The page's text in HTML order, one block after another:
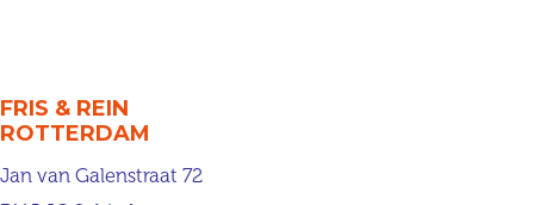
FRIS & REIN
ROTTERDAM
Jan van Galenstraat 72